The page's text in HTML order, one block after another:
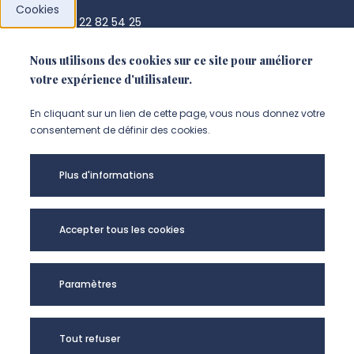
+33 3 22 82 54 25
NOUS CONTACTER
MP3CV - UR UPJV
7517 @2024
Cookies
Nous utilisons des cookies sur ce site pour améliorer
votre expérience d'utilisateur.
En cliquant sur un lien de cette page, vous nous donnez votre
consentement de définir des cookies.
Plus d'informations
Accepter tous les cookies
Paramètres
Tout refuser